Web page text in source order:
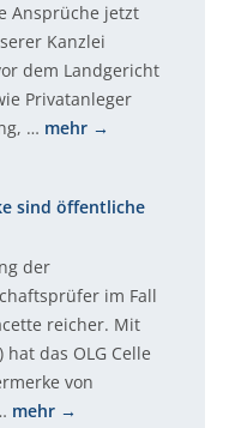
Ansprüche jetzt
Kanzlei
dem Landgericht
Privatanleger
… mehr
sind öffentliche
der
im Fall
reicher. Mit
hat das OLG Celle
von
mehr